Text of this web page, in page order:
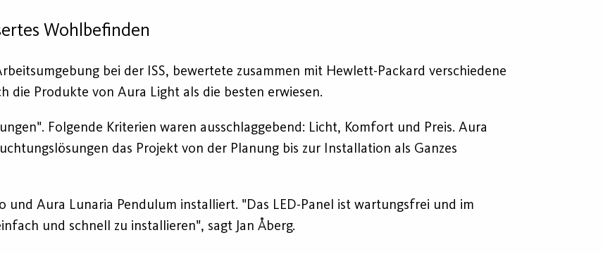
Wohlbefinden
bei der ISS, bewertete zusammen mit Hewlett-Packard verschiedene
die Produkte von Aura Light als die besten erwiesen.
Folgende Kriterien waren ausschlaggebend: Licht, Komfort und Preis. Aura
das Projekt von der Planung bis zur Installation als Ganzes
und Aura Lunaria Pendulum installiert. "Das LED-Panel ist wartungsfrei und im
und schnell zu installieren", sagt Jan Åberg.